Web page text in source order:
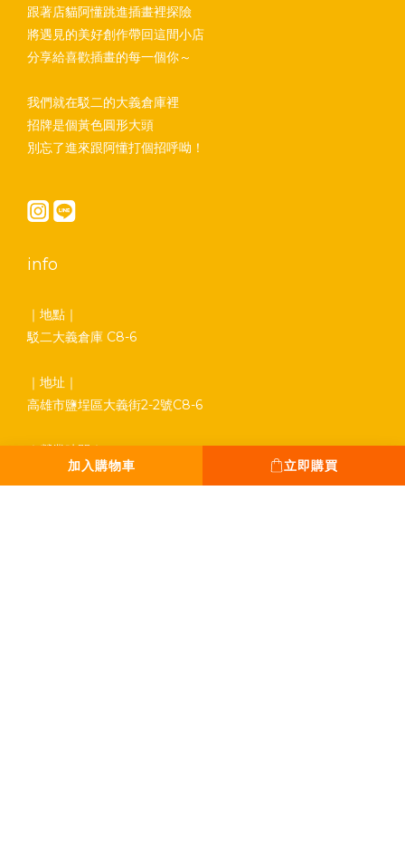
加入購物車 立即購買
跟著店貓阿懂跳進插畫裡探險
將遇見的美好創作帶回這間小店
分享給喜歡插畫的每一個你～
我們就在駁二的大義倉庫裡
招牌是個黃色圓形大頭
別忘了進來跟阿懂打個招呼呦！
info
｜地點｜
駁二大義倉庫 C8-6
｜地址｜
高雄市鹽埕區大義街2-2號C8-6
｜營業時間｜
平日 13:00 - 18:00